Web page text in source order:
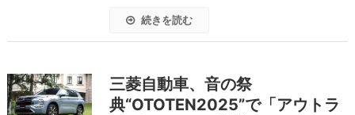
続きを読む
三菱自動車、音の祭
典“OTOTEN2025”で「アウトラ